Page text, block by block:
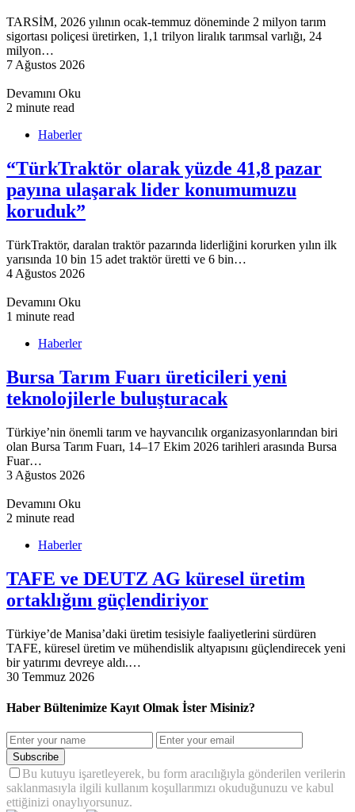
TARSİM, 2026 yılının ocak-temmuz döneminde 2 milyon tarım
sigortası poliçesi üretirken, 1,1 trilyon liralık tarımsal varlığı, 24
milyon…
7 Ağustos 2026
Devamını Oku
2 minute read
Haberler
“TürkTraktör olarak yüzde 41,8 pazar
payına ulaşarak lider konumumuzu
koruduk”
TürkTraktör, daralan traktör pazarında liderliğini korurken yılın ilk
yarısında 10 bin 15 adet traktör üretti ve 6 bin…
4 Ağustos 2026
Devamını Oku
1 minute read
Haberler
Bursa Tarım Fuarı üreticileri yeni
teknolojilerle buluşturacak
Türkiye’nin önemli tarım ve hayvancılık organizasyonlarından biri
olan Bursa Tarım Fuarı, 14–17 Ekim 2026 tarihleri arasında Bursa
Fuar…
3 Ağustos 2026
Devamını Oku
2 minute read
Haberler
TAFE ve DEUTZ AG küresel üretim
ortaklığını güçlendiriyor
Türkiye’de Manisa’daki üretim tesisiyle faaliyetlerini sürdüren
TAFE, küresel üretim ve mühendislik altyapısını güçlendirecek yeni
bir yatırımı devreye aldı.…
30 Temmuz 2026
Haber Bültenimize Kayıt Olmak İster Misiniz?
Subscribe
Bu kutuyu işaretleyerek, bu form aracılığıyla gönderilen verilerin
saklanmasıyla ilgili kullanım koşullarımızı okuduğunuzu ve kabul
ettiğinizi onaylıyorsunuz.